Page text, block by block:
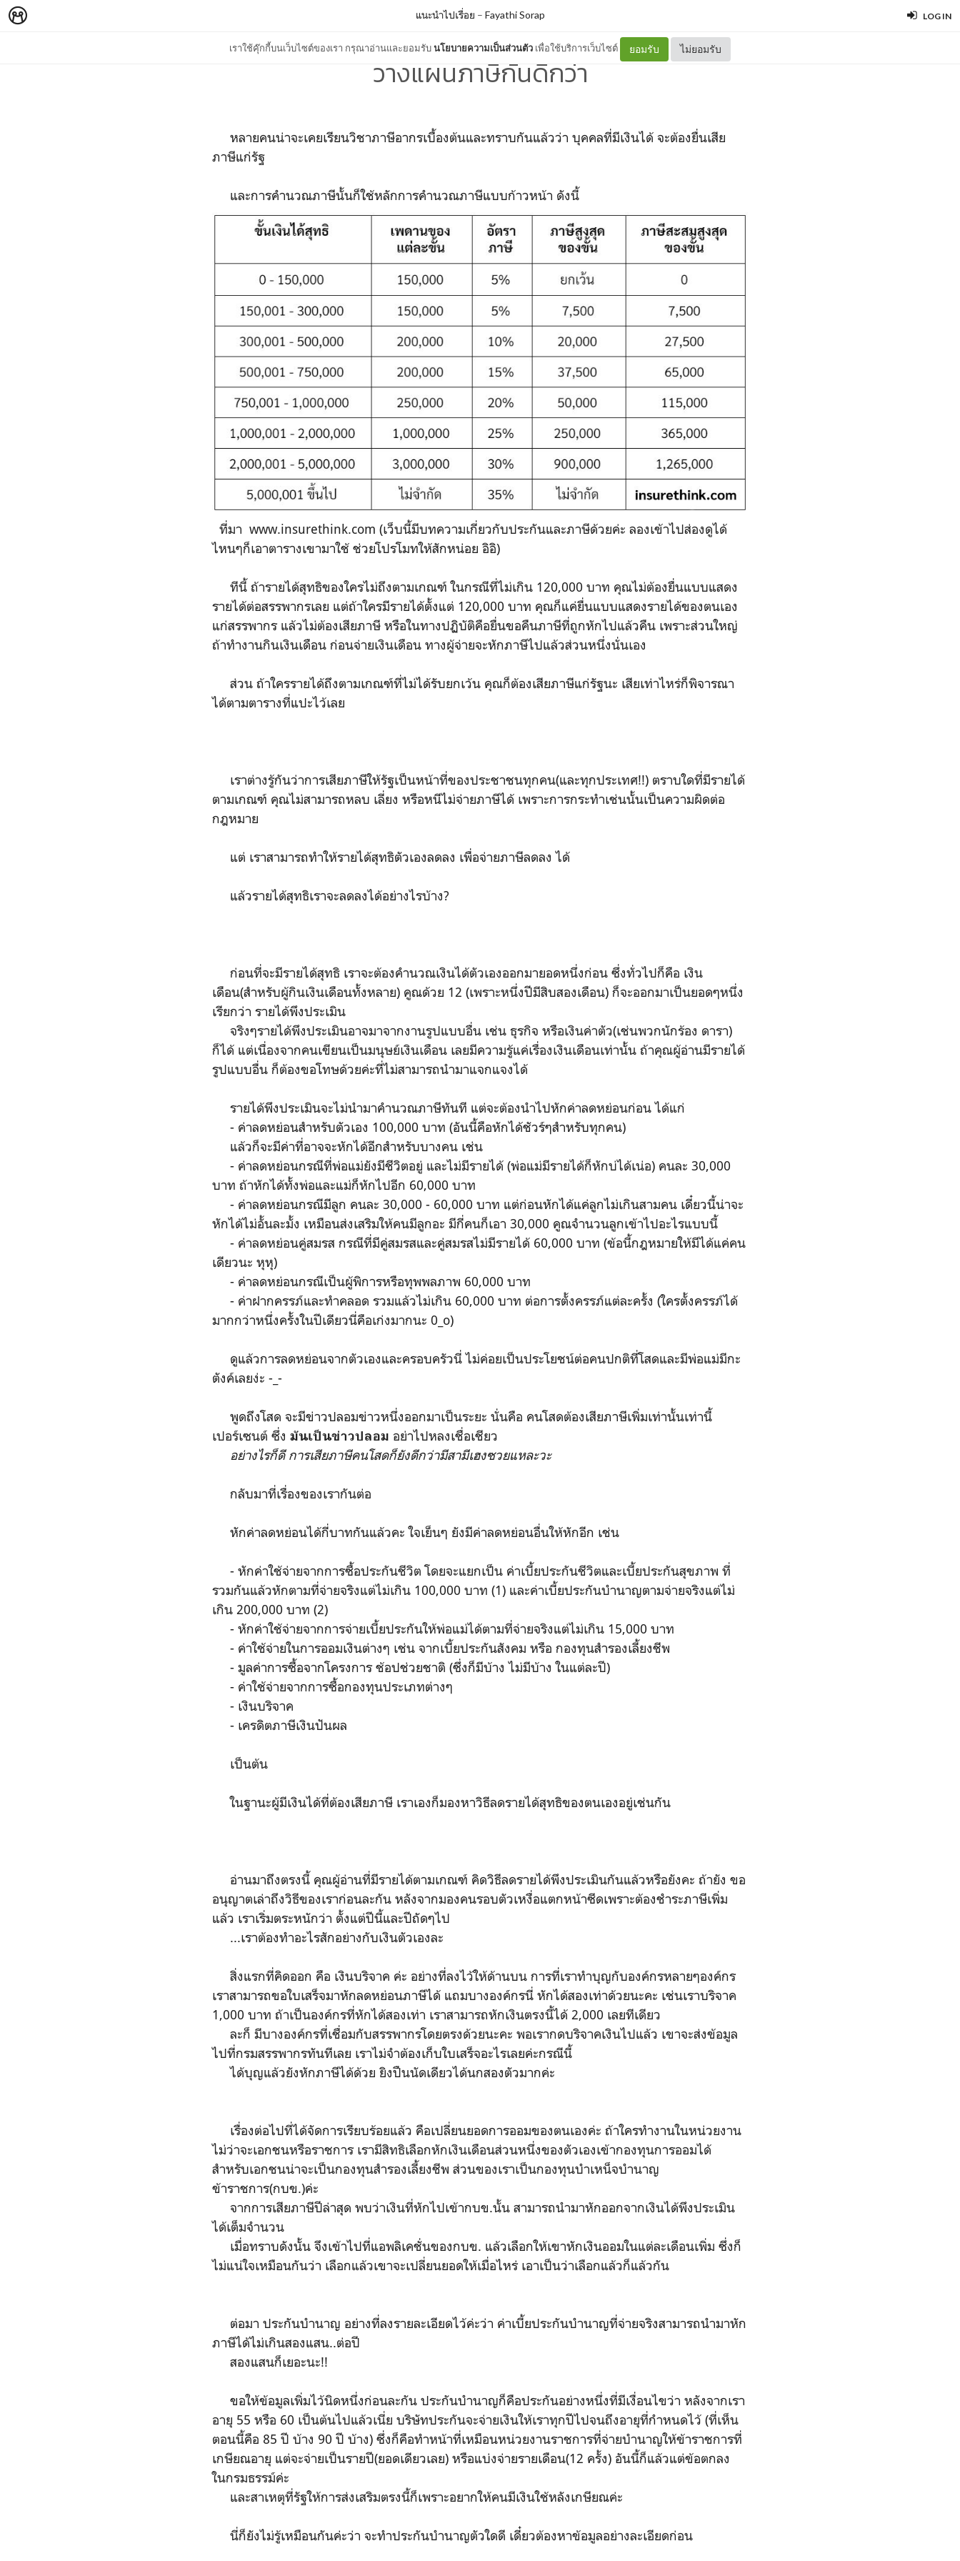
LOG IN
เราใช้คุ๊กกี้บนเว็บไซต์ของเรา กรุณาอ่านและยอมรับนโยบายความเป็นส่วนตัว เพื่อใช้บริการเว็บไซต์ ยอมรับ ไม่ยอมรับ
แนะนำไปเรื่อย – Fayathi Sorap
วางแผนภาษีกันดีกว่า
หลายคนน่าจะเคยเรียนวิชาภาษีอากรเบื้องต้นและทราบกันแล้วว่า บุคคลที่มีเงินได้ จะต้องยื่นเสีย
ภาษีแก่รัฐ
และการคำนวณภาษีนั้นก็ใช้หลักการคำนวณภาษีแบบก้าวหน้า ดังนี้
ที่มา www.insurethink.com (เว็บนี้มีบทความเกี่ยวกับประกันและภาษีด้วยค่ะ ลองเข้าไปส่องดูได้
ไหนๆก็เอาตารางเขามาใช้ ช่วยโปรโมทให้สักหน่อย อิอิ)
ทีนี้ ถ้ารายได้สุทธิของใครไม่ถึงตามเกณฑ์ ในกรณีที่ไม่เกิน 120,000 บาท คุณไม่ต้องยื่นแบบแสดง
รายได้ต่อสรรพากรเลย แต่ถ้าใครมีรายได้ตั้งแต่ 120,000 บาท คุณก็แค่ยื่นแบบแสดงรายได้ของตนเอง
แก่สรรพากร แล้วไม่ต้องเสียภาษี หรือในทางปฏิบัติคือยื่นขอคืนภาษีที่ถูกหักไปแล้วคืน เพราะส่วนใหญ่
ถ้าทำงานกินเงินเดือน ก่อนจ่ายเงินเดือน ทางผู้จ่ายจะหักภาษีไปแล้วส่วนหนึ่งนั่นเอง
ส่วน ถ้าใครรายได้ถึงตามเกณฑ์ที่ไม่ได้รับยกเว้น คุณก็ต้องเสียภาษีแก่รัฐนะ เสียเท่าไหร่ก็พิจารณา
ได้ตามตารางที่แปะไว้เลย
เราต่างรู้กันว่าการเสียภาษีให้รัฐเป็นหน้าที่ของประชาชนทุกคน(และทุกประเทศ!!) ตราบใดที่มีรายได้
ตามเกณฑ์ คุณไม่สามารถหลบ เลี่ยง หรือหนีไม่จ่ายภาษีได้ เพราะการกระทำเช่นนั้นเป็นความผิดต่อ
กฎหมาย
แต่ เราสามารถทำให้รายได้สุทธิตัวเองลดลง เพื่อจ่ายภาษีลดลง ได้
แล้วรายได้สุทธิเราจะลดลงได้อย่างไรบ้าง?
ก่อนที่จะมีรายได้สุทธิ เราจะต้องคำนวณเงินได้ตัวเองออกมายอดหนึ่งก่อน ซึ่งทั่วไปก็คือ เงิน
เดือน(สำหรับผู้กินเงินเดือนทั้งหลาย) คูณด้วย 12 (เพราะหนึ่งปีมีสิบสองเดือน) ก็จะออกมาเป็นยอดๆหนึ่ง
เรียกว่า รายได้พึงประเมิน
จริงๆรายได้พึงประเมินอาจมาจากงานรูปแบบอื่น เช่น ธุรกิจ หรือเงินค่าตัว(เช่นพวกนักร้อง ดารา)
ก็ได้ แต่เนื่องจากคนเขียนเป็นมนุษย์เงินเดือน เลยมีความรู้แค่เรื่องเงินเดือนเท่านั้น ถ้าคุณผู้อ่านมีรายได้
รูปแบบอื่น ก็ต้องขอโทษด้วยค่ะที่ไม่สามารถนำมาแจกแจงได้
รายได้พึงประเมินจะไม่นำมาคำนวณภาษีทันที แต่จะต้องนำไปหักค่าลดหย่อนก่อน ได้แก่
- ค่าลดหย่อนสำหรับตัวเอง 100,000 บาท (อันนี้คือหักได้ชัวร์ๆสำหรับทุกคน)
แล้วก็จะมีค่าที่อาจจะหักได้อีกสำหรับบางคน เช่น
- ค่าลดหย่อนกรณีที่พ่อแม่ยังมีชีวิตอยู่ และไม่มีรายได้ (พ่อแม่มีรายได้ก็หักบ่ได้เน่อ) คนละ 30,000
บาท ถ้าหักได้ทั้งพ่อและแม่ก็หักไปอีก 60,000 บาท
- ค่าลดหย่อนกรณีมีลูก คนละ 30,000 - 60,000 บาท แต่ก่อนหักได้แค่ลูกไม่เกินสามคน เดี๋ยวนี้น่าจะ
หักได้ไม่อั้นละมั้ง เหมือนส่งเสริมให้คนมีลูกอะ มีกี่คนก็เอา 30,000 คูณจำนวนลูกเข้าไปอะไรแบบนี้
- ค่าลดหย่อนคู่สมรส กรณีที่มีคู่สมรสและคู่สมรสไม่มีรายได้ 60,000 บาท (ข้อนี้กฎหมายให้มีได้แค่คน
เดียวนะ หุหุ)
- ค่าลดหย่อนกรณีเป็นผู้พิการหรือทุพพลภาพ 60,000 บาท
- ค่าฝากครรภ์และทำคลอด รวมแล้วไม่เกิน 60,000 บาท ต่อการตั้งครรภ์แต่ละครั้ง (ใครตั้งครรภ์ได้
มากกว่าหนึ่งครั้งในปีเดียวนี่คือเก่งมากนะ 0_o)
ดูแล้วการลดหย่อนจากตัวเองและครอบครัวนี่ ไม่ค่อยเป็นประโยชน์ต่อคนปกติที่โสดและมีพ่อแม่มีกะ
ตังค์เลยง่ะ -_-
พูดถึงโสด จะมีข่าวปลอมข่าวหนึ่งออกมาเป็นระยะ นั่นคือ คนโสดต้องเสียภาษีเพิ่มเท่านั้นเท่านี้
เปอร์เซนต์ ซึ่ง มันเป็นข่าวปลอม อย่าไปหลงเชื่อเชียว
อย่างไรก็ดี การเสียภาษีคนโสดก็ยังดีกว่ามีสามีเฮงซวยแหละวะ
กลับมาที่เรื่องของเรากันต่อ
หักค่าลดหย่อนได้กี่บาทกันแล้วคะ ใจเย็นๆ ยังมีค่าลดหย่อนอื่นให้หักอีก เช่น
- หักค่าใช้จ่ายจากการซื้อประกันชีวิต โดยจะแยกเป็น ค่าเบี้ยประกันชีวิตและเบี้ยประกันสุขภาพ ที่
รวมกันแล้วหักตามที่จ่ายจริงแต่ไม่เกิน 100,000 บาท (1) และค่าเบี้ยประกันบำนาญตามจ่ายจริงแต่ไม่
เกิน 200,000 บาท (2)
- หักค่าใช้จ่ายจากการจ่ายเบี้ยประกันให้พ่อแม่ได้ตามที่จ่ายจริงแต่ไม่เกิน 15,000 บาท
- ค่าใช้จ่ายในการออมเงินต่างๆ เช่น จากเบี้ยประกันสังคม หรือ กองทุนสำรองเลี้ยงชีพ
- มูลค่าการซื้อจากโครงการ ช้อปช่วยชาติ (ซึ่งก็มีบ้าง ไม่มีบ้าง ในแต่ละปี)
- ค่าใช้จ่ายจากการซื้อกองทุนประเภทต่างๆ
- เงินบริจาค
- เครดิตภาษีเงินปันผล
เป็นต้น
ในฐานะผู้มีเงินได้ที่ต้องเสียภาษี เราเองก็มองหาวิธีลดรายได้สุทธิของตนเองอยู่เช่นกัน
อ่านมาถึงตรงนี้ คุณผู้อ่านที่มีรายได้ตามเกณฑ์ คิดวิธีลดรายได้พึงประเมินกันแล้วหรือยังคะ ถ้ายัง ขอ
อนุญาตเล่าถึงวิธีของเราก่อนละกัน หลังจากมองคนรอบตัวเหงื่อแตกหน้าซีดเพราะต้องชำระภาษีเพิ่ม
แล้ว เราเริ่มตระหนักว่า ตั้งแต่ปีนี้และปีถัดๆไป
...เราต้องทำอะไรสักอย่างกับเงินตัวเองละ
สิ่งแรกที่คิดออก คือ เงินบริจาค ค่ะ อย่างที่ลงไว้ให้ด้านบน การที่เราทำบุญกับองค์กรหลายๆองค์กร
เราสามารถขอใบเสร็จมาหักลดหย่อนภาษีได้ แถมบางองค์กรนี่ หักได้สองเท่าด้วยนะคะ เช่นเราบริจาค
1,000 บาท ถ้าเป็นองค์กรที่หักได้สองเท่า เราสามารถหักเงินตรงนี้ได้ 2,000 เลยทีเดียว
ละก็ มีบางองค์กรที่เชื่อมกับสรรพากรโดยตรงด้วยนะคะ พอเรากดบริจาคเงินไปแล้ว เขาจะส่งข้อมูล
ไปที่กรมสรรพากรทันทีเลย เราไม่จำต้องเก็บใบเสร็จอะไรเลยค่ะกรณีนี้
ได้บุญแล้วยังหักภาษีได้ด้วย ยิงปืนนัดเดียวได้นกสองตัวมากค่ะ
เรื่องต่อไปที่ได้จัดการเรียบร้อยแล้ว คือเปลี่ยนยอดการออมของตนเองค่ะ ถ้าใครทำงานในหน่วยงาน
ไม่ว่าจะเอกชนหรือราชการ เรามีสิทธิเลือกหักเงินเดือนส่วนหนึ่งของตัวเองเข้ากองทุนการออมได้
สำหรับเอกชนน่าจะเป็นกองทุนสำรองเลี้ยงชีพ ส่วนของเราเป็นกองทุนบำเหน็จบำนาญ
ข้าราชการ(กบข.)ค่ะ
จากการเสียภาษีปีล่าสุด พบว่าเงินที่หักไปเข้ากบข.นั้น สามารถนำมาหักออกจากเงินได้พึงประเมิน
ได้เต็มจำนวน
เมื่อทราบดังนั้น จึงเข้าไปที่แอพลิเคชั่นของกบข. แล้วเลือกให้เขาหักเงินออมในแต่ละเดือนเพิ่ม ซึ่งก็
ไม่แน่ใจเหมือนกันว่า เลือกแล้วเขาจะเปลี่ยนยอดให้เมื่อไหร่ เอาเป็นว่าเลือกแล้วก็แล้วกัน
ต่อมา ประกันบำนาญ อย่างที่ลงรายละเอียดไว้ค่ะว่า ค่าเบี้ยประกันบำนาญที่จ่ายจริงสามารถนำมาหัก
ภาษีได้ไม่เกินสองแสน..ต่อปี
สองแสนก็เยอะนะ!!
ขอให้ข้อมูลเพิ่มไว้นิดหนึ่งก่อนละกัน ประกันบำนาญก็คือประกันอย่างหนึ่งที่มีเงื่อนไขว่า หลังจากเรา
อายุ 55 หรือ 60 เป็นต้นไปแล้วเนี่ย บริษัทประกันจะจ่ายเงินให้เราทุกปีไปจนถึงอายุที่กำหนดไว้ (ที่เห็น
ตอนนี้คือ 85 ปี บ้าง 90 ปี บ้าง) ซึ่งก็คือทำหน้าที่เหมือนหน่วยงานราชการที่จ่ายบำนาญให้ข้าราชการที่
เกษียณอายุ แต่จะจ่ายเป็นรายปี(ยอดเดียวเลย) หรือแบ่งจ่ายรายเดือน(12 ครั้ง) อันนี้ก็แล้วแต่ข้อตกลง
ในกรมธรรม์ค่ะ
และสาเหตุที่รัฐให้การส่งเสริมตรงนี้ก็เพราะอยากให้คนมีเงินใช้หลังเกษียณค่ะ
นี่ก็ยังไม่รู้เหมือนกันค่ะว่า จะทำประกันบำนาญตัวใดดี เดี๋ยวต้องหาข้อมูลอย่างละเอียดก่อน